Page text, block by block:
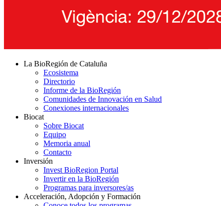
La BioRegión de Cataluña
Ecosistema
Directorio
Informe de la BioRegión
Comunidades de Innovación en Salud
Conexiones internacionales
Biocat
Sobre Biocat
Equipo
Memoria anual
Contacto
Inversión
Invest BioRegion Portal
Invertir en la BioRegión
Programas para inversores/as
Acceleración, Adopción y Formación